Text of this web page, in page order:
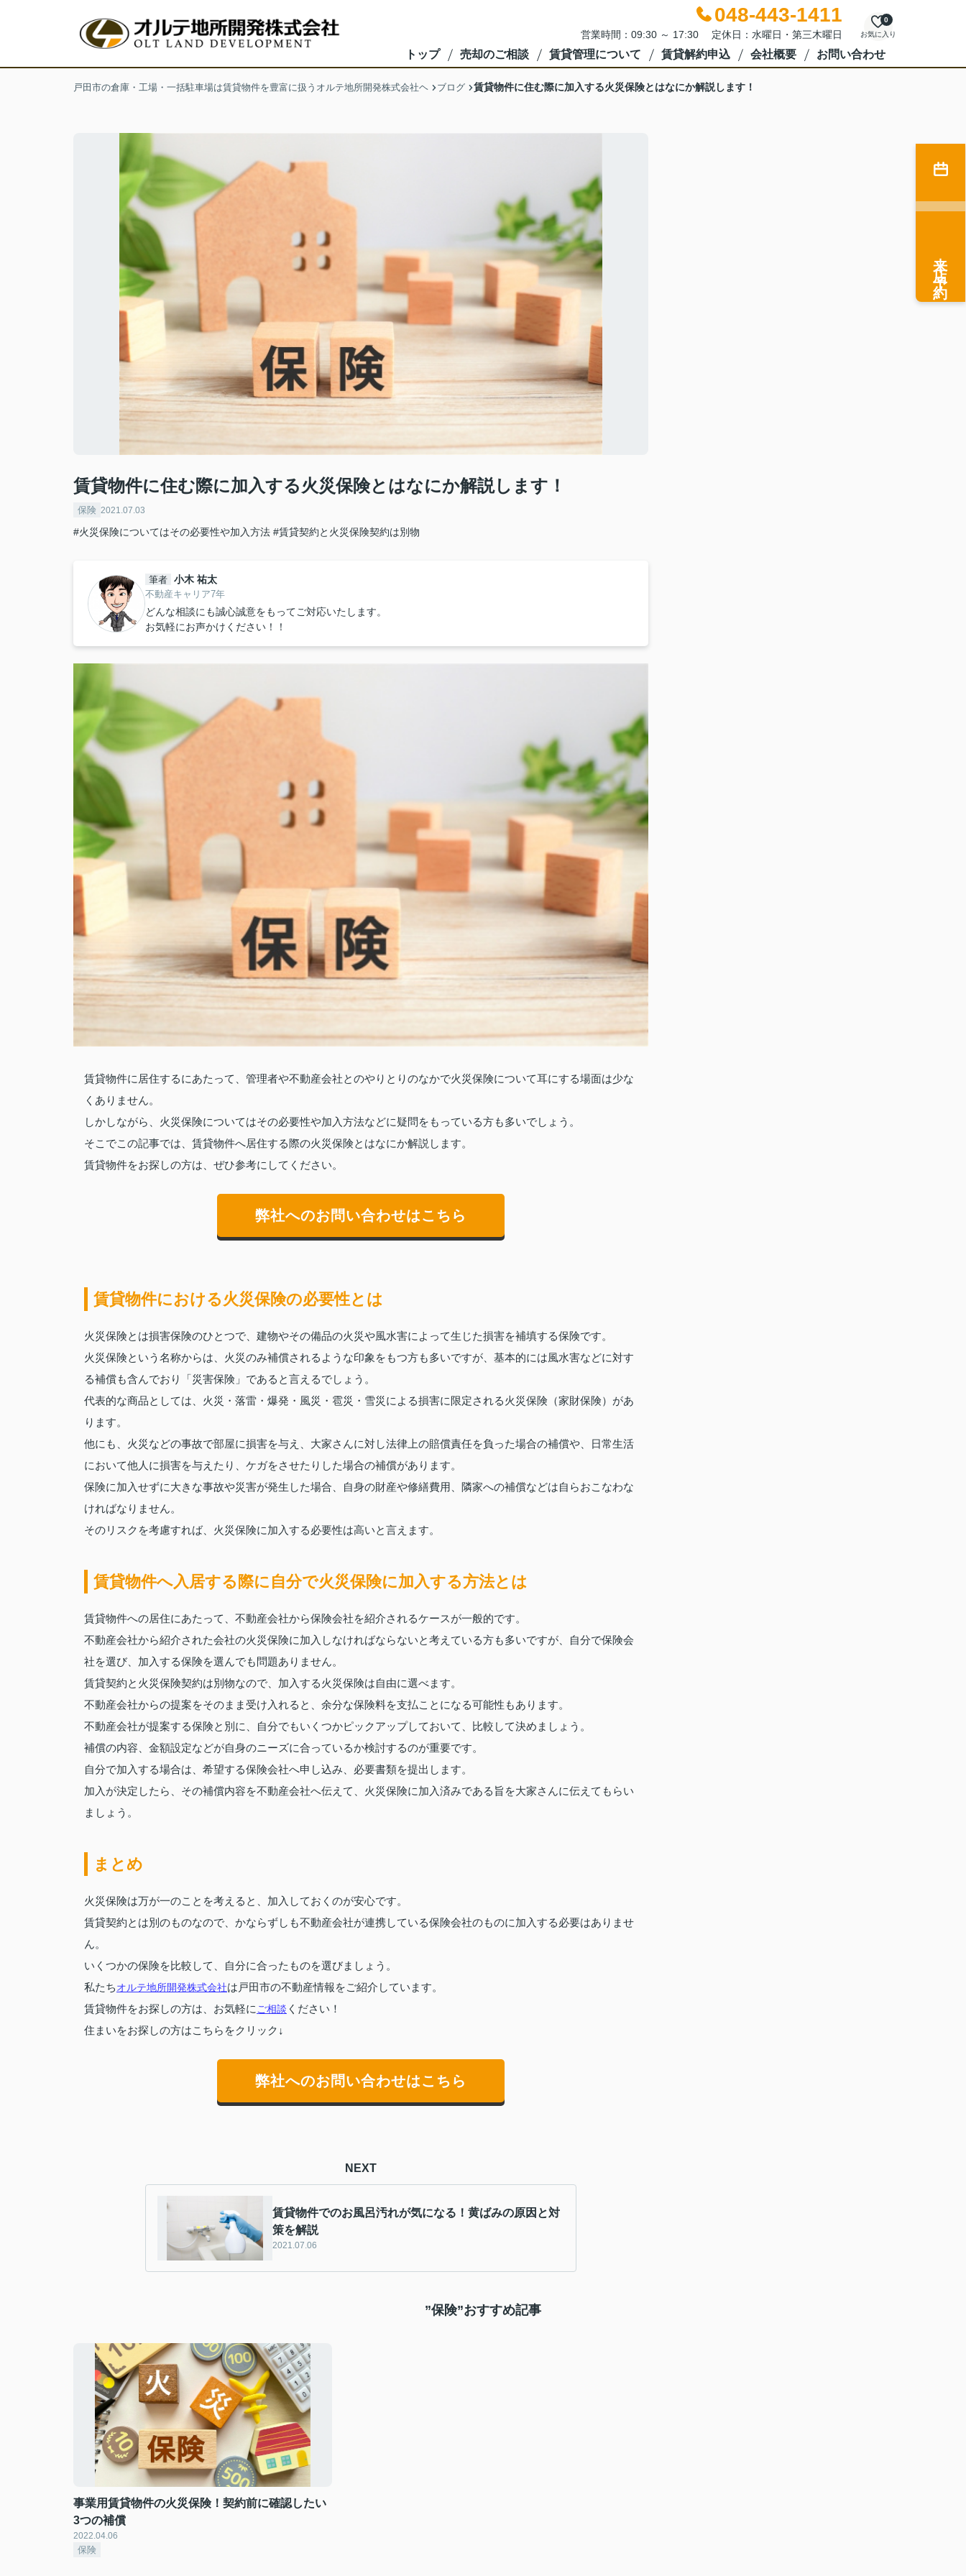
048-443-1411
営業時間：09:30 ～ 17:30 定休日：水曜日・第三木曜日 お気に入り
0
トップ 売却のご相談 賃貸管理について 賃貸解約申込 会社概要 お問い合わせ
戸田市の倉庫・工場・一括駐車場は賃貸物件を豊富に扱うオルテ地所開発株式会社ヘ ブログ 賃貸物件に住む際に加入する火災保険とはなにか解説します！
賃貸物件に住む際に加入する火災保険とはなにか解説します！
保険 2021.07.03
#火災保険についてはその必要性や加入方法 #賃貸契約と火災保険契約は別物
筆者 小木 祐太
不動産キャリア7年
どんな相談にも誠心誠意をもってご対応いたします。
お気軽にお声かけください！！
賃貸物件に居住するにあたって、管理者や不動産会社とのやりとりのなかで火災保険について耳にする場面は少な
くありません。
しかしながら、火災保険についてはその必要性や加入方法などに疑問をもっている方も多いでしょう。
そこでこの記事では、賃貸物件へ居住する際の火災保険とはなにか解説します。
賃貸物件をお探しの方は、ぜひ参考にしてください。
弊社へのお問い合わせはこちら
賃貸物件における火災保険の必要性とは
火災保険とは損害保険のひとつで、建物やその備品の火災や風水害によって生じた損害を補填する保険です。
火災保険という名称からは、火災のみ補償されるような印象をもつ方も多いですが、基本的には風水害などに対す
る補償も含んでおり「災害保険」であると言えるでしょう。
代表的な商品としては、火災・落雷・爆発・風災・雹災・雪災による損害に限定される火災保険（家財保険）があ
ります。
他にも、火災などの事故で部屋に損害を与え、大家さんに対し法律上の賠償責任を負った場合の補償や、日常生活
において他人に損害を与えたり、ケガをさせたりした場合の補償があります。
保険に加入せずに大きな事故や災害が発生した場合、自身の財産や修繕費用、隣家への補償などは自らおこなわな
ければなりません。
そのリスクを考慮すれば、火災保険に加入する必要性は高いと言えます。
賃貸物件へ入居する際に自分で火災保険に加入する方法とは
賃貸物件への居住にあたって、不動産会社から保険会社を紹介されるケースが一般的です。
不動産会社から紹介された会社の火災保険に加入しなければならないと考えている方も多いですが、自分で保険会
社を選び、加入する保険を選んでも問題ありません。
賃貸契約と火災保険契約は別物なので、加入する火災保険は自由に選べます。
不動産会社からの提案をそのまま受け入れると、余分な保険料を支払ことになる可能性もあります。
不動産会社が提案する保険と別に、自分でもいくつかピックアップしておいて、比較して決めましょう。
補償の内容、金額設定などが自身のニーズに合っているか検討するのが重要です。
自分で加入する場合は、希望する保険会社へ申し込み、必要書類を提出します。
加入が決定したら、その補償内容を不動産会社へ伝えて、火災保険に加入済みである旨を大家さんに伝えてもらい
ましょう。
まとめ
火災保険は万が一のことを考えると、加入しておくのが安心です。
賃貸契約とは別のものなので、かならずしも不動産会社が連携している保険会社のものに加入する必要はありませ
ん。
いくつかの保険を比較して、自分に合ったものを選びましょう。
私たちオルテ地所開発株式会社は戸田市の不動産情報をご紹介しています。
賃貸物件をお探しの方は、お気軽に ご相談 ください！
住まいをお探しの方はこちらをクリック↓
弊社へのお問い合わせはこちら
NEXT
賃貸物件でのお風呂汚れが気になる！黄ばみの原因と対
策を解説
2021.07.06
”保険”おすすめ記事
事業用賃貸物件の火災保険！契約前に確認したい
3つの補償
2022.04.06
保険
来店予約